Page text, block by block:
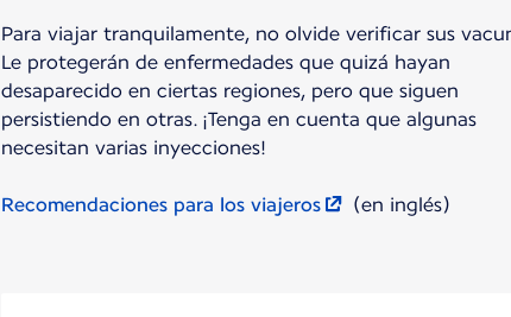
Para viajar tranquilamente, no olvide verificar sus
Le protegerán de enfermedades que quizá hayan
desaparecido en ciertas regiones, pero que siguen
persistiendo en otras. ¡Tenga en cuenta que algunas
necesitan varias inyecciones!
Recomendaciones para los viajeros (en inglés)